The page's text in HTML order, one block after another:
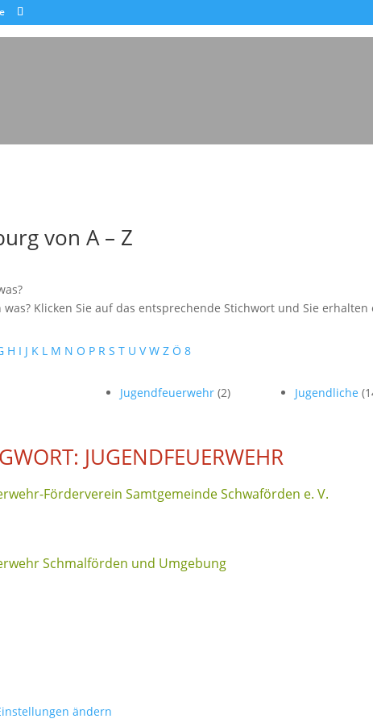
von A – Z
was? Klicken Sie auf das entsprechende Stichwort und Sie
H I J K L M N O P R S T U V W Z Ö 8
Jugendfeuerwehr(2) Jugendliche
JUGENDFEUERWEHR
Förderverein Samtgemeinde Schwaförden e. V.
Schmalförden und Umgebung
ändern